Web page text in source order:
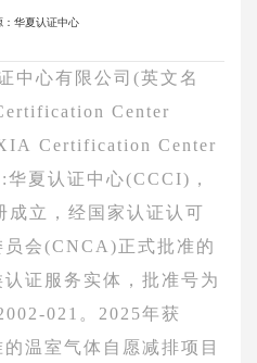
：华夏认证中心
中心有限公司(英文名
Center
Certification Center
夏认证中心(CCCI)，
成立，经国家认证认可
员会(CNCA)正式批准的
认证服务实体，批准号为
021。2025年获
温室气体自愿减排项目